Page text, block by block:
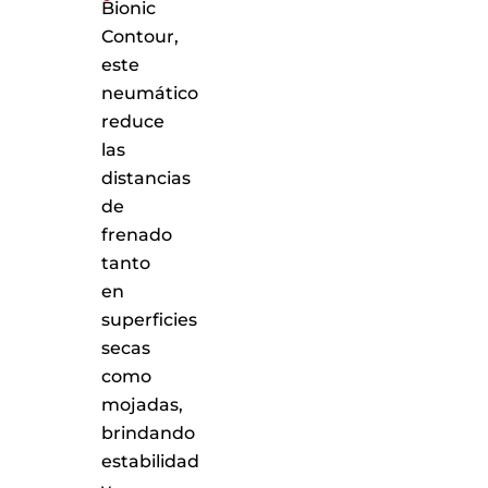
Bionic
Contour,
este
neumático
reduce
las
distancias
de
frenado
tanto
en
superficies
secas
como
mojadas,
brindando
estabilidad